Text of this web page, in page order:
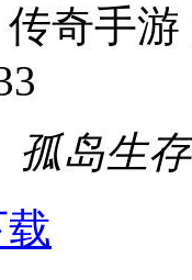
奇手游
孤岛生存